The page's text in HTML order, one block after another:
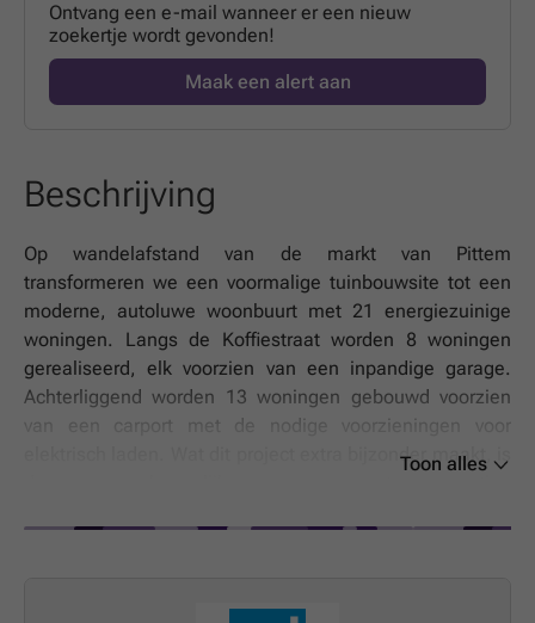
Ontvang een e-mail wanneer er een nieuw
zoekertje wordt gevonden!
Maak een alert aan
Beschrijving
Op wandelafstand van de markt van Pittem
transformeren we een voormalige tuinbouwsite tot een
moderne, autoluwe woonbuurt met 21 energiezuinige
woningen. Langs de Koffiestraat worden 8 woningen
gerealiseerd, elk voorzien van een inpandige garage.
Achterliggend worden 13 woningen gebouwd voorzien
van een carport met de nodige voorzieningen voor
elektrisch laden. Wat dit project extra bijzonder maakt, is
Toon alles